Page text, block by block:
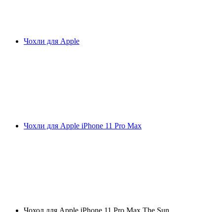
Чохли для Apple
Чохли для Apple iPhone 11 Pro Max
Чохол для Apple iPhone 11 Pro Max The Sun